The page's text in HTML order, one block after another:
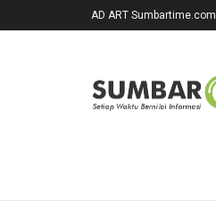
AD ART Sumbartime.com